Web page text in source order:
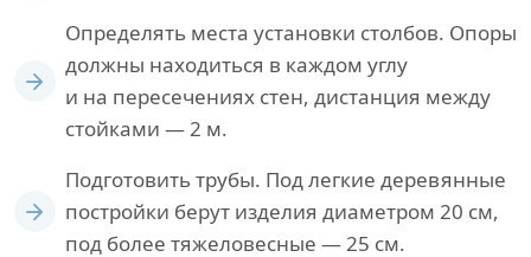
Определять места установки столбов. Опоры
должны находиться в каждом углу
и на пересечениях стен, дистанция между
стойками — 2 м.
Подготовить трубы. Под легкие деревянные
постройки берут изделия диаметром 20 см,
под более тяжеловесные — 25 см.